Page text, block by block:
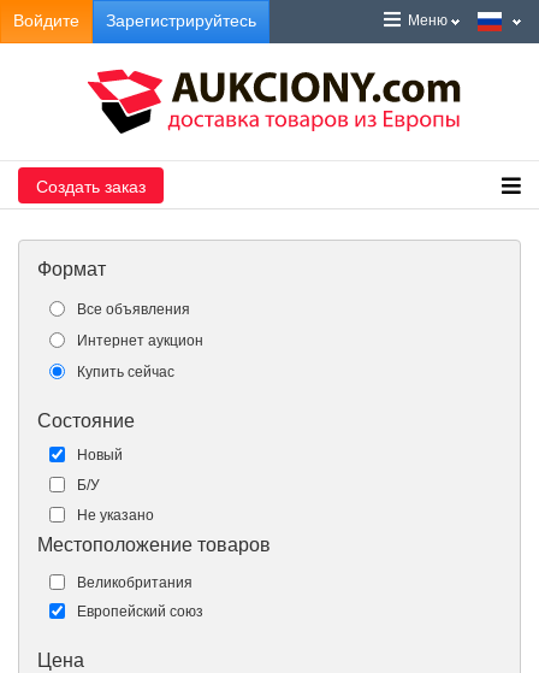
Войдите Зарегистрируйтесь Меню
Создать заказ
Формат
Все объявления
Интернет аукцион
Купить сейчас
Состояние
Новый
Б/У
Не указано
Местоположение товаров
Великобритания
Европейский союз
Цена